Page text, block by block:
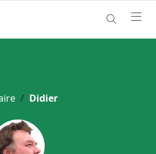
Didier